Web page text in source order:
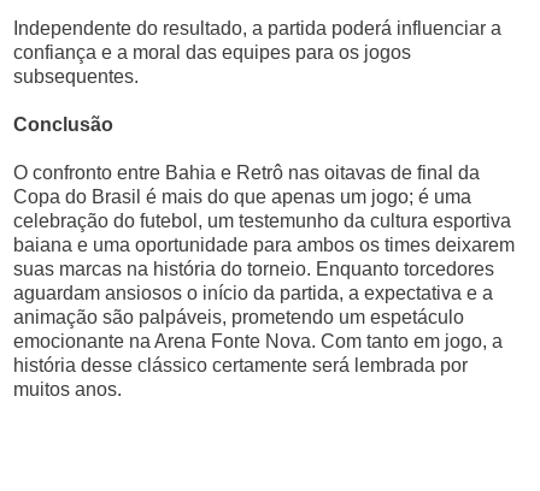
Independente do resultado, a partida poderá influenciar a
confiança e a moral das equipes para os jogos
subsequentes.
Conclusão
O confronto entre Bahia e Retrô nas oitavas de final da
Copa do Brasil é mais do que apenas um jogo; é uma
celebração do futebol, um testemunho da cultura esportiva
baiana e uma oportunidade para ambos os times deixarem
suas marcas na história do torneio. Enquanto torcedores
aguardam ansiosos o início da partida, a expectativa e a
animação são palpáveis, prometendo um espetáculo
emocionante na Arena Fonte Nova. Com tanto em jogo, a
história desse clássico certamente será lembrada por
muitos anos.